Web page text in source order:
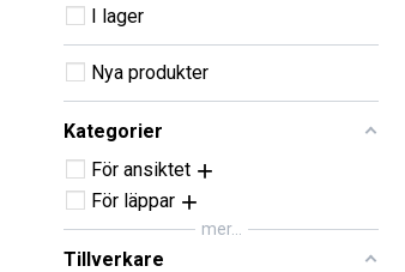
I lager
Nya produkter
Kategorier
För ansiktet
För läppar
mer...
Tillverkare